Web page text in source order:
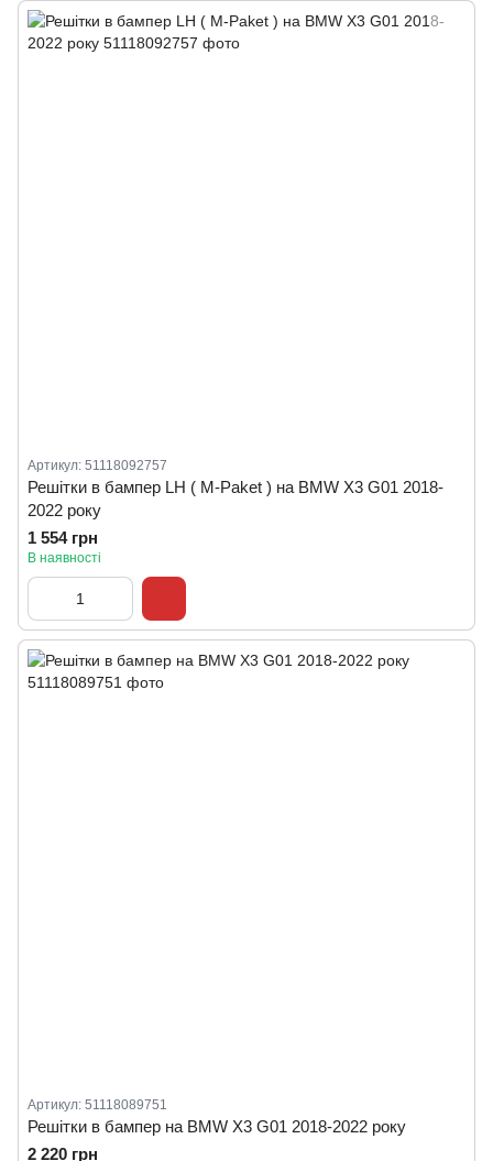
Артикул: 51118092757
Решітки в бампер LH ( M-Paket ) на BMW X3 G01 2018-
2022 року
1 554 грн
В наявності
Артикул: 51118089751
Решітки в бампер на BMW X3 G01 2018-2022 року
2 220 грн